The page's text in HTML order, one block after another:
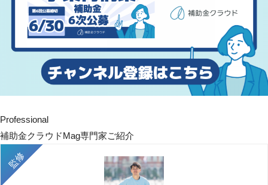
Professional
補助金クラウドMag専門家ご紹介